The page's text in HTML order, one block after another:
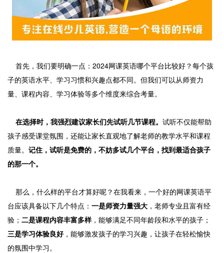
首先，我们要明确一点：2024网课英语哪个平台比较好？每个孩
子的英语水平、学习习惯和兴趣点都不同。但我们可以从师资力
量、课程内容、学习体验等多个维度来综合考量。
在选择时，我强烈建议家长们先试听几节课程。 试听不仅能帮助
孩子感受课堂氛围，还能让家长直观地了解老师的教学水平和课程
质量。 记住，试听是免费的，不妨多试几个平台，找到最适合孩子
的那一个。
那么，什么样的平台才算好呢？在我看来，一个好的网课英语平
台应该具备以下几个特点： 一是师资力量强大 ，老师专业且富有经
验； 二是课程内容丰富多样，能够满足不同年龄段和水平的孩子；
三是学习体验良好，能够激发孩子的学习兴趣，让孩子在轻松愉快
的氛围中学习。